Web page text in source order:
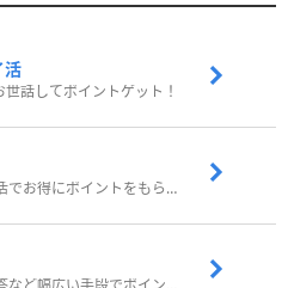
活
世話してポイントゲット！
歩いてポイ活！日常生活でお得にポイントをもらおう